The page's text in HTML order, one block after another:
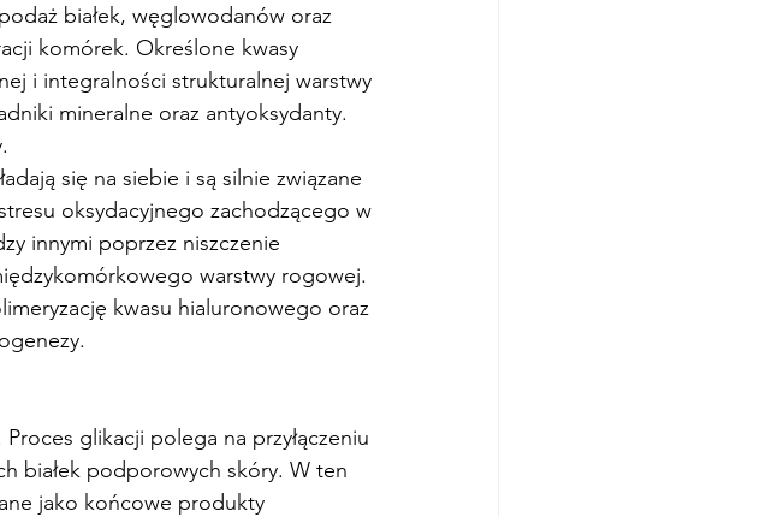
białek, węglowodanów oraz
komórek. Określone kwasy
i integralności strukturalnej warstwy
mineralne oraz antyoksydanty.
się na siebie i są silnie związane
oksydacyjnego zachodzącego w
innymi poprzez niszczenie
warstwy rogowej.
kwasu hialuronowego oraz
glikacji polega na przyłączeniu
białek podporowych skóry. W ten
jako końcowe produkty